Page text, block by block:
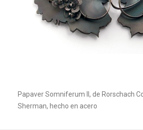
Papaver Somniferum II, de Rorschach
Sherman, hecho en acero